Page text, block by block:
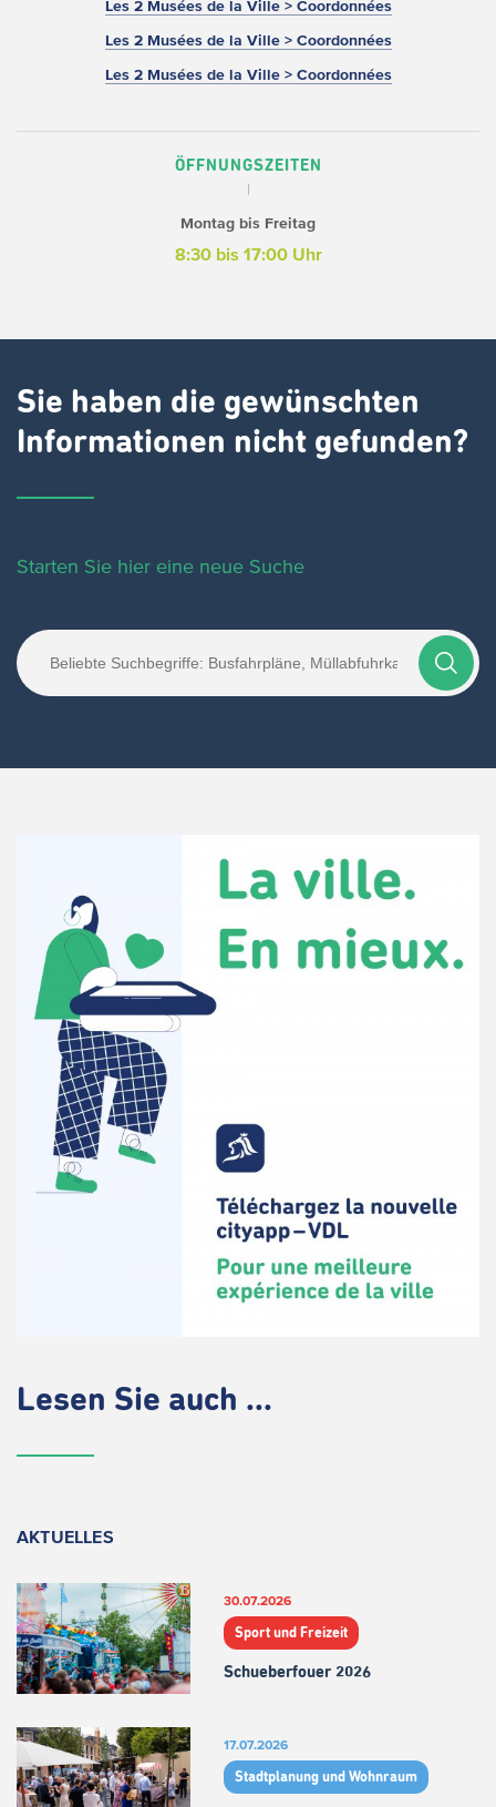
Les 2 Musées de la Ville > Coordonnées
Les 2 Musées de la Ville > Coordonnées
Les 2 Musées de la Ville > Coordonnées
ÖFFNUNGSZEITEN
Montag bis Freitag
8:30 bis 17:00 Uhr
Sie haben die gewünschten
Informationen nicht gefunden?
Starten Sie hier eine neue Suche
Lesen Sie auch ...
AKTUELLES
30.07.2026
Sport und Freizeit
Schueberfouer 2026
17.07.2026
Stadtplanung und Wohnraum